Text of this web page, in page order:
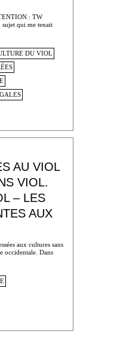
: TW
qui me tenait
DU VIOL
AU VIOL
VIOL.
– LES
AUX
aux cultures sans
occidentale. Dans